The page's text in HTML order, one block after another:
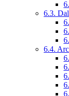
6.3.
6.4.